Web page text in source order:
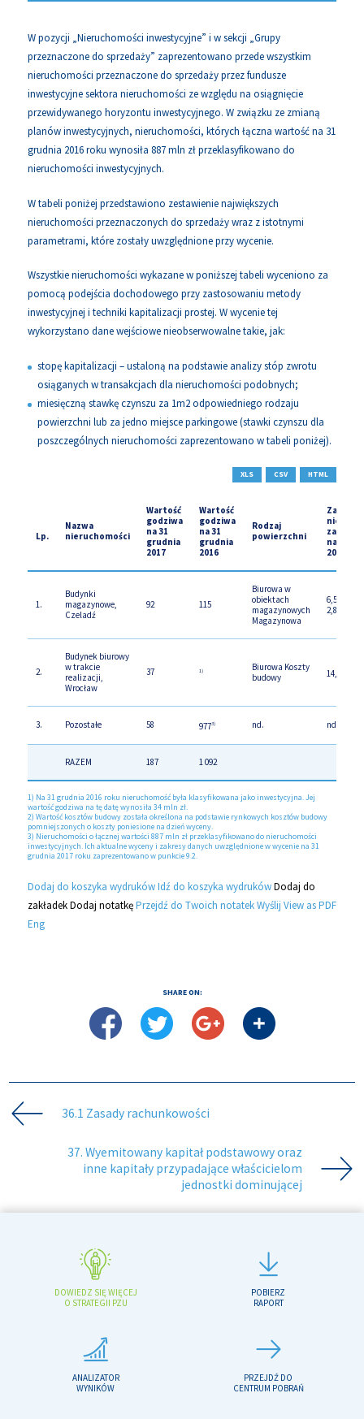
W pozycji „Nieruchomości inwestycyjne” i w sekcji „Grupy
przeznaczone do sprzedaży” zaprezentowano przede wszystkim
nieruchomości przeznaczone do sprzedaży przez fundusze
inwestycyjne sektora nieruchomości ze względu na osiągnięcie
przewidywanego horyzontu inwestycyjnego. W związku ze zmianą
planów inwestycyjnych, nieruchomości, których łączna wartość na 31
grudnia 2016 roku wynosiła 887 mln zł przeklasyfikowano do
nieruchomości inwestycyjnych.
W tabeli poniżej przedstawiono zestawienie największych
nieruchomości przeznaczonych do sprzedaży wraz z istotnymi
parametrami, które zostały uwzględnione przy wycenie.
Wszystkie nieruchomości wykazane w poniższej tabeli wyceniono za
pomocą podejścia dochodowego przy zastosowaniu metody
inwestycyjnej i techniki kapitalizacji prostej. W wycenie tej
wykorzystano dane wejściowe nieobserwowalne takie, jak:
stopę kapitalizacji – ustaloną na podstawie analizy stóp zwrotu
osiąganych w transakcjach dla nieruchomości podobnych;
miesięczną stawkę czynszu za 1m2 odpowiedniego rodzaju
powierzchni lub za jedno miejsce parkingowe (stawki czynszu dla
poszczególnych nieruchomości zaprezentowano w tabeli poniżej).
XLS CSV HTML
Lp.
Nazwa
nieruchomości
Wartość
godziwa
na 31
grudnia
2017
Wartość
godziwa
na 31
grudnia
2016
Rodzaj
powierzchni
Zakres
na 31
2017
1.
Budynki
magazynowe,
Czeladź
92 115
Biurowa w
obiektach
magazynowych
Magazynowa
6,50 -
2,80 -
2.
Budynek biurowy
w trakcie
realizacji,
Wrocław
37 1)
Biurowa Koszty
budowy
14,00 -
3. Pozostałe 58 9773) nd. nd.
RAZEM 187 1 092
1) Na 31 grudnia 2016 roku nieruchomość była klasyfikowana jako inwestycyjna. Jej
wartość godziwa na tę datę wynosiła 34 mln zł.
2) Wartość kosztów budowy została określona na podstawie rynkowych kosztów budowy
pomniejszonych o koszty poniesione na dzień wyceny.
3) Nieruchomości o łącznej wartości 887 mln zł przeklasyfikowano do nieruchomości
inwestycyjnych. Ich aktualne wyceny i zakresy danych uwzględnione w wycenie na 31
grudnia 2017 roku zaprezentowano w punkcie 9.2.
Dodaj do koszyka wydruków Idź do koszyka wydruków Dodaj do
zakładek Dodaj notatkę Przejdź do Twoich notatek Wyślij View as PDF
Eng
SHARE ON:
36.1 Zasady rachunkowości
37. Wyemitowany kapitał podstawowy oraz
inne kapitały przypadające właścicielom
jednostki dominującej
DOWIEDZ SIĘ WIĘCEJ
O STRATEGII PZU
POBIERZ
RAPORT
ANALIZATOR
WYNIKÓW
PRZEJDŹ DO
CENTRUM POBRAŃ